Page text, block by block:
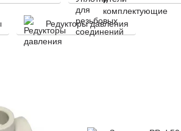
Редукторы давления